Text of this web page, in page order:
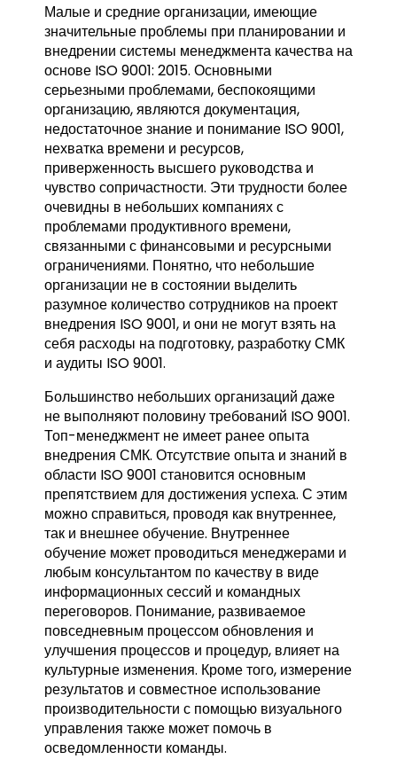
Малые и средние организации, имеющие
значительные проблемы при планировании и
внедрении системы менеджмента качества на
основе ISO 9001: 2015. Основными
серьезными проблемами, беспокоящими
организацию, являются документация,
недостаточное знание и понимание ISO 9001,
нехватка времени и ресурсов,
приверженность высшего руководства и
чувство сопричастности. Эти трудности более
очевидны в небольших компаниях с
проблемами продуктивного времени,
связанными с финансовыми и ресурсными
ограничениями. Понятно, что небольшие
организации не в состоянии выделить
разумное количество сотрудников на проект
внедрения ISO 9001, и они не могут взять на
себя расходы на подготовку, разработку СМК
и аудиты ISO 9001.
Большинство небольших организаций даже
не выполняют половину требований ISO 9001.
Топ-менеджмент не имеет ранее опыта
внедрения СМК. Отсутствие опыта и знаний в
области ISO 9001 становится основным
препятствием для достижения успеха. С этим
можно справиться, проводя как внутреннее,
так и внешнее обучение. Внутреннее
обучение может проводиться менеджерами и
любым консультантом по качеству в виде
информационных сессий и командных
переговоров. Понимание, развиваемое
повседневным процессом обновления и
улучшения процессов и процедур, влияет на
культурные изменения. Кроме того, измерение
результатов и совместное использование
производительности с помощью визуального
управления также может помочь в
осведомленности команды.